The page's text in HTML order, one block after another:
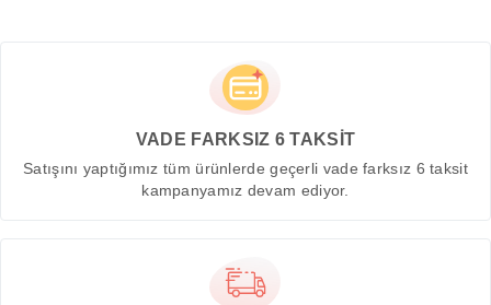
VADE FARKSIZ 6 TAKSİT
Satışını yaptığımız tüm ürünlerde geçerli vade farksız 6 taksit
kampanyamız devam ediyor.